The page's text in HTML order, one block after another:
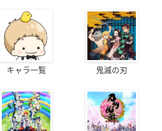
キャラ一覧 鬼滅の刃